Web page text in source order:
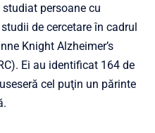
persoane cu
de cercetare în cadrul
Knight Alzheimer’s
Ei au identificat 164 de
cel puţin un părinte